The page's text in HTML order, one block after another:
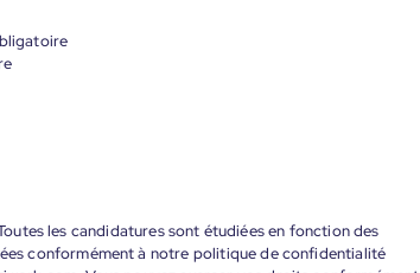
les candidatures sont étudiées en fonction des
conformément à notre politique de confidentialité